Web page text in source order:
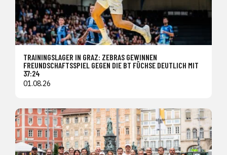
TRAININGSLAGER IN GRAZ: ZEBRAS GEWINNEN
FREUNDSCHAFTSSPIEL GEGEN DIE BT FÜCHSE DEUTLICH MIT
37:24
01.08.26